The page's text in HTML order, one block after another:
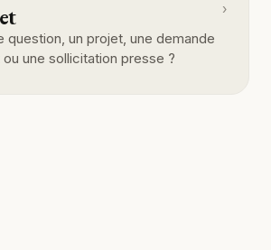
›
question, un projet, une demande
une sollicitation presse ?